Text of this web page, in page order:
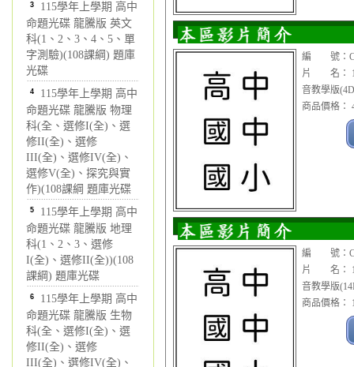
3 115學年上學期 高中
命題光碟 龍騰版 英文
科(1、2、3、4、5、單
字測驗)(108課綱) 題庫
光碟
4 115學年上學期 高中
命題光碟 龍騰版 物理
科(全、選修I(全)、選
修II(全)、選修
III(全)、選修IV(全)、
選修V(全)、探究與實
作)(108課綱 題庫光碟
5 115學年上學期 高中
命題光碟 龍騰版 地理
科(1、2、3、選修
I(全)、選修II(全))(108
課綱) 題庫光碟
6 115學年上學期 高中
命題光碟 龍騰版 生物
科(全、選修I(全)、選
修II(全)、選修
III(全)、選修IV(全)、
編 號：
片 名：
音教學版
商品價格：
編 號：
片 名：
音教學版
商品價格：